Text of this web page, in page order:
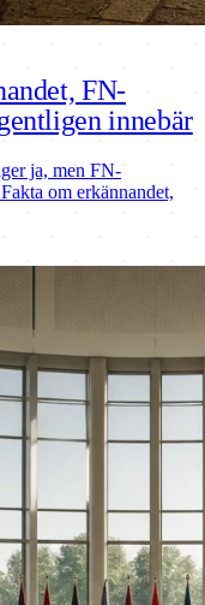
FN-
innebär
ja, men FN-
om erkännandet,